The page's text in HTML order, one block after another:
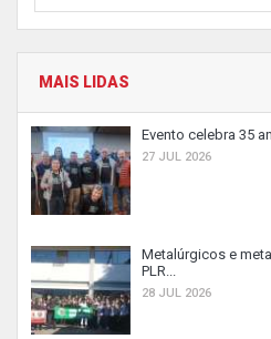
MAIS LIDAS
Evento celebra 35
27 JUL 2026
Metalúrgicos e
PLR...
28 JUL 2026